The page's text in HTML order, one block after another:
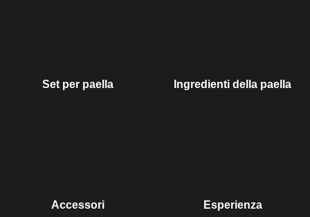
Set per paella Ingredienti della paella
Accessori Esperienza